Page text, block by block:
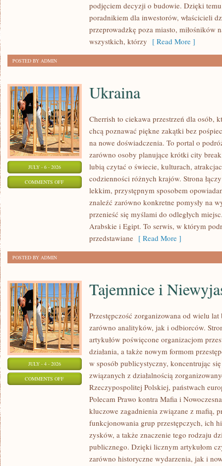
FINANSOWANIEpodjęciem decyzji o budowie. Dzięki
poradnikiem dla inwestorów, właścicieli
przeprowadzkę poza miasto, miłośników
wszystkich, którzy [ Read More ]
POSTED BY ADMIN
JULY - 6 - 2026
COMMENTS OFFON
Ukraina
Cherrish to ciekawa przestrzeń dla osób,
chcą poznawać piękne zakątki bez
na nowe doświadczenia. To portal o
zarówno osoby planujące krótki city
lubią czytać o świecie, kulturach,
codzienności różnych krajów. Strona
lekkim, przystępnym sposobem
znaleźć zarówno konkretne pomysły na
przenieść się myślami do odległych
Arabskie i Egipt. To serwis, w którym
przedstawiane [ Read More ]
POSTED BY ADMIN
JULY - 4 - 2026
COMMENTS OFFON
TAJEMNICE
NIEWYJAŚNIONE
Tajemnice i
Przestępczość zorganizowana od wielu
zarówno analityków, jak i odbiorców.
artykułów poświęcone organizacjom
działania, a także nowym formom
w sposób publicystyczny, koncentrując
związanych z działalnością
Rzeczypospolitej Polskiej, państwach
Polecam Prawo kontra Mafia i
kluczowe zagadnienia związane z mafią,
funkcjonowania grup przestępczych, ich
zysków, a także znaczenie tego rodzaju
publicznego. Dzięki licznym artykułom
zarówno historyczne wydarzenia, jak i